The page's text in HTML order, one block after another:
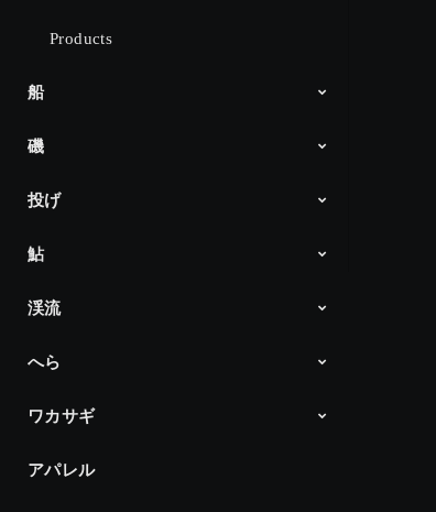
Products
船
磯
DAIWA 磯チャンネル
Products
投げ
鮎
アユイング
ダイワ鮎の王国
Products
渓流
Products
へら
へら通信
Products
ワカサギ
ワカサギ最前線
Products
アパレル